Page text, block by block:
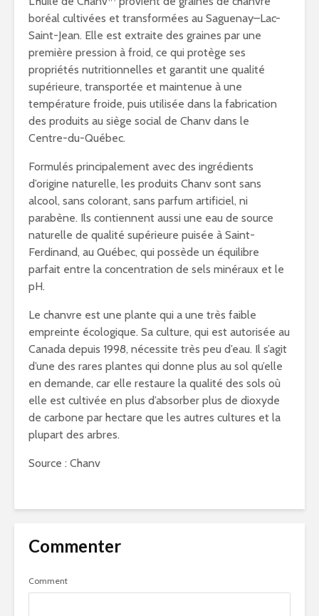
boréal cultivées et transformées au Saguenay–Lac-
Saint-Jean. Elle est extraite des graines par une
première pression à froid, ce qui protège ses
propriétés nutritionnelles et garantit une qualité
supérieure, transportée et maintenue à une
température froide, puis utilisée dans la fabrication
des produits au siège social de Chanv dans le
Centre-du-Québec.
Formulés principalement avec des ingrédients
d’origine naturelle, les produits Chanv sont sans
alcool, sans colorant, sans parfum artificiel, ni
parabène. Ils contiennent aussi une eau de source
naturelle de qualité supérieure puisée à Saint-
Ferdinand, au Québec, qui possède un équilibre
parfait entre la concentration de sels minéraux et le
pH.
Le chanvre est une plante qui a une très faible
empreinte écologique. Sa culture, qui est autorisée au
Canada depuis 1998, nécessite très peu d’eau. Il s’agit
d’une des rares plantes qui donne plus au sol qu’elle
en demande, car elle restaure la qualité des sols où
elle est cultivée en plus d’absorber plus de dioxyde
de carbone par hectare que les autres cultures et la
plupart des arbres.
Source : Chanv
Commenter
Comment